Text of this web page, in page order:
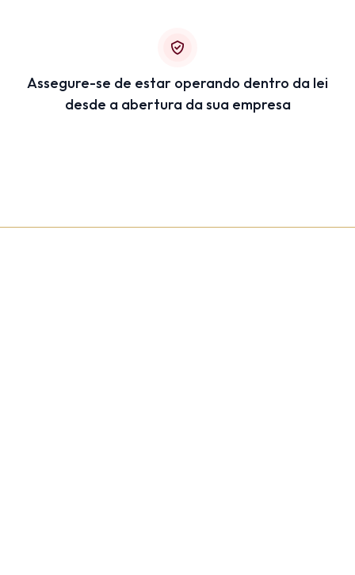
Assegure-se de estar operando dentro da lei
desde a abertura da sua empresa